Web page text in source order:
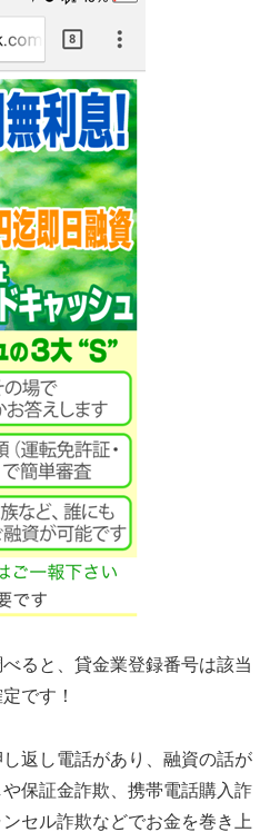
ると、貸金業登録番号は該当
です！
返し電話があり、融資の話が
保証金詐欺、携帯電話購入詐
セル詐欺などでお金を巻き上